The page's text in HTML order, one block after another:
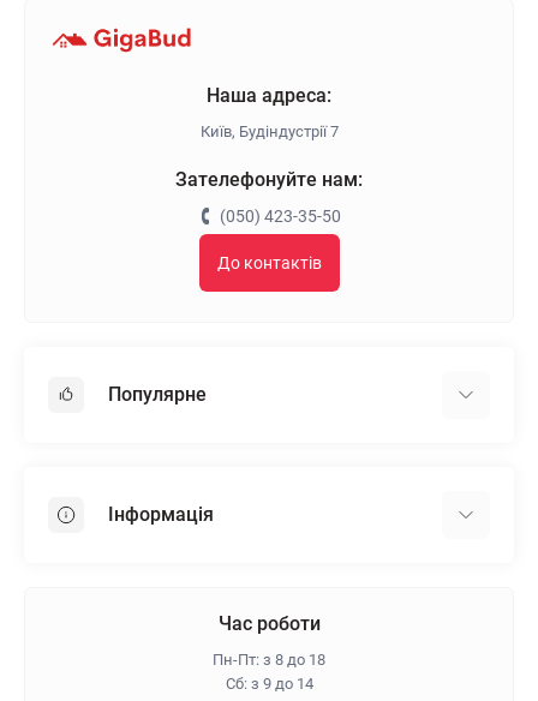
Наша адреса:
Київ, Будіндустрії 7
Зателефонуйте нам:
(050) 423-35-50
До контактів
Популярне
Пінопласт
Інформація
Гарантія та повернення
Час роботи
Пн-Пт: з 8 до 18
Сб: з 9 до 14